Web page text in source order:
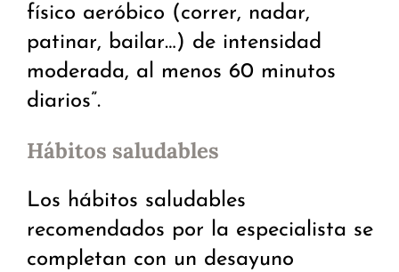
físico aeróbico (correr, nadar,
patinar, bailar…) de intensidad
moderada, al menos 60 minutos
diarios”.
Hábitos saludables
Los hábitos saludables
recomendados por la especialista se
completan con un desayuno